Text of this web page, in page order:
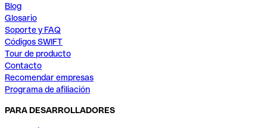
Blog
Glosario
Soporte y FAQ
Códigos SWIFT
Tour de producto
Contacto
Recomendar empresas
Programa de afiliación
PARA DESARROLLADORES